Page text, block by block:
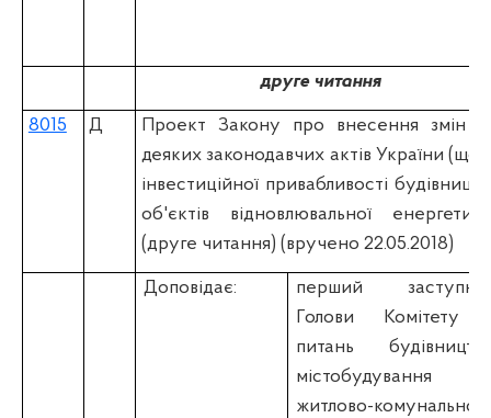
друге читання
8015 Д
Проект Закону про внесення змін
деяких законодавчих актів України
інвестиційної привабливості
об'єктів відновлювальної
(друге читання) (вручено 22.05.2018)
Доповідає:
перший
Голови Комітету
питань
містобудування
житлово-